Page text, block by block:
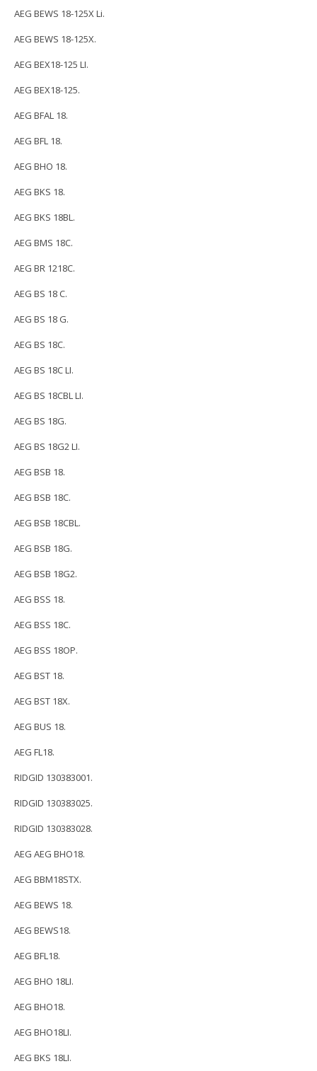
AEG BEWS 18-125X Li.
AEG BEWS 18-125X.
AEG BEX18-125 LI.
AEG BEX18-125.
AEG BFAL 18.
AEG BFL 18.
AEG BHO 18.
AEG BKS 18.
AEG BKS 18BL.
AEG BMS 18C.
AEG BR 1218C.
AEG BS 18 C.
AEG BS 18 G.
AEG BS 18C.
AEG BS 18C LI.
AEG BS 18CBL LI.
AEG BS 18G.
AEG BS 18G2 LI.
AEG BSB 18.
AEG BSB 18C.
AEG BSB 18CBL.
AEG BSB 18G.
AEG BSB 18G2.
AEG BSS 18.
AEG BSS 18C.
AEG BSS 18OP.
AEG BST 18.
AEG BST 18X.
AEG BUS 18.
AEG FL18.
RIDGID 130383001.
RIDGID 130383025.
RIDGID 130383028.
AEG AEG BHO18.
AEG BBM18STX.
AEG BEWS 18.
AEG BEWS18.
AEG BFL18.
AEG BHO 18LI.
AEG BHO18.
AEG BHO18LI.
AEG BKS 18LI.